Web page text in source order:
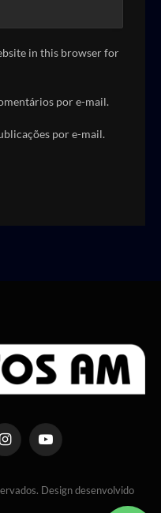
in this browser for
por e-mail.
por e-mail.
InstagramYouTube
Design desenvolvido